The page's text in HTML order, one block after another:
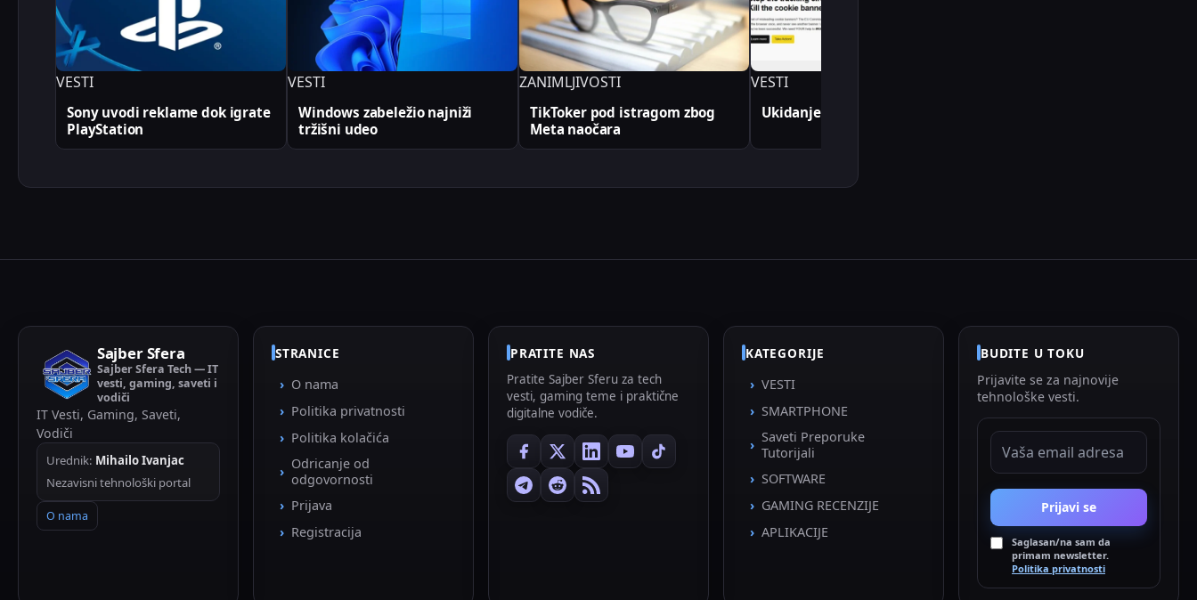
VESTI
Sony uvodi reklame dok igrate
PlayStation
VESTI
Windows zabeležio najniži
tržišni udeo
ZANIMLJIVOSTI
TikToker pod istragom zbog
Meta naočara
VESTI
Ukidanje Cookie Banera u EU?!
Sajber Sfera
Sajber Sfera Tech — IT
vesti, gaming, saveti i
vodiči
IT Vesti, Gaming, Saveti,
Vodiči
Urednik: Mihailo Ivanjac
Nezavisni tehnološki portal
O nama
STRANICE
O nama
Politika privatnosti
Politika kolačića
Odricanje od
odgovornosti
Prijava
Registracija
PRATITE NAS
Pratite Sajber Sferu za tech
vesti, gaming teme i praktične
digitalne vodiče.
KATEGORIJE
VESTI
SMARTPHONE
Saveti Preporuke
Tutorijali
SOFTWARE
GAMING RECENZIJE
APLIKACIJE
BUDITE U TOKU
Prijavite se za najnovije
tehnološke vesti.
EMAIL ADRESA
Prijavi se
Saglasan/na sam da
primam newsletter.
Politika privatnosti